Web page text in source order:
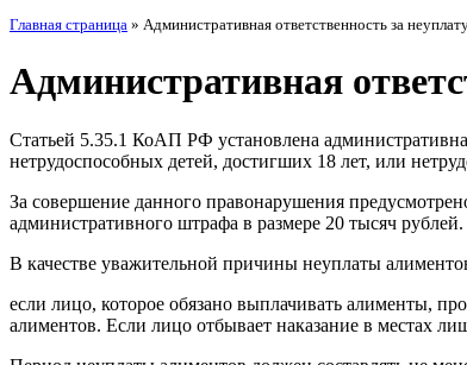
Главная страница » Административная ответственность за
Административная
Статьей 5.35.1 КоАП РФ установлена
нетрудоспособных детей, достигших 18 лет, или
За совершение данного правонарушения
административного штрафа в размере 20 тысяч рублей.
В качестве уважительной причины неуплаты
если лицо, которое обязано выплачивать алименты,
алиментов. Если лицо отбывает наказание в местах